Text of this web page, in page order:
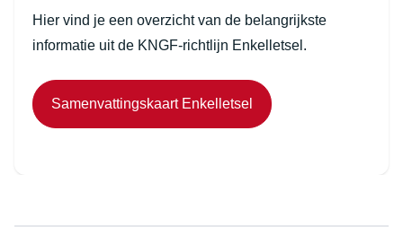
Hier vind je een overzicht van de belangrijkste
informatie uit de KNGF-richtlijn Enkelletsel.
Samenvattingskaart Enkelletsel (opent in nieuw